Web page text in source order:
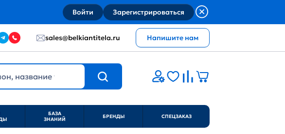
Войти Зарегистрироваться
sales@belkiantitela.ru Напишите нам
БАЗА
ЗНАНИЙ
БРЕНДЫ СПЕЦЗАКАЗ